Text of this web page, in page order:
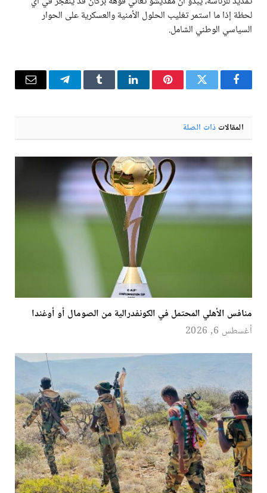
لحظة إذا ما استمر تغليب الحلول الأمنية والعسكرية على الحوار
السياسي الوطني الشامل.
فيسبوكتويتر بينتيريستلينكدإن Tumblr تيلقرام البريد
المقالات ذات الصلة
منافس الأهلي المحتمل في الكونفدرالية من الصومال أو أوغندا
أغسطس 6, 2026